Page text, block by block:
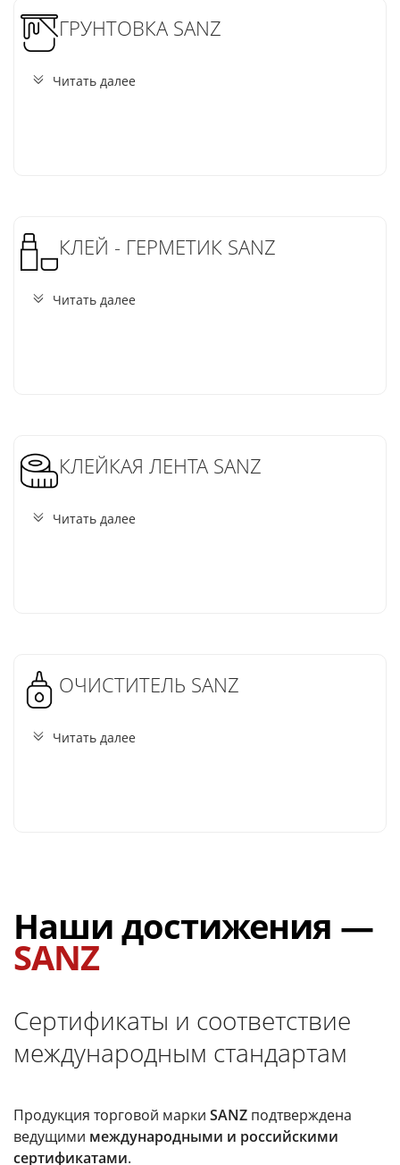
ГРУНТОВКА SANZ
Читать далее
КЛЕЙ - ГЕРМЕТИК SANZ
Читать далее
КЛЕЙКАЯ ЛЕНТА SANZ
Читать далее
ОЧИСТИТЕЛЬ SANZ
Читать далее
Наши достижения —
SANZ
Сертификаты и соответствие
международным стандартам
Продукция торговой марки SANZ подтверждена
ведущими международными и российскими
сертификатами.